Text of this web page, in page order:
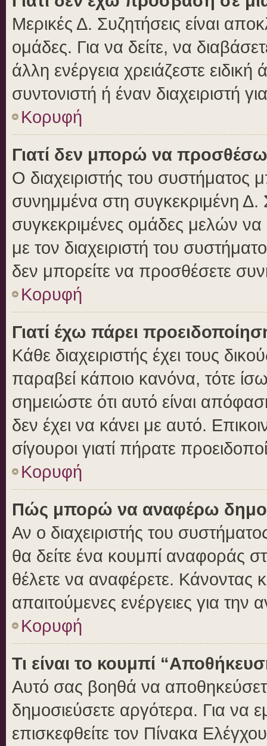
Μερικές Δ. Συζητήσεις είναι
ομάδες. Για να δείτε, να
άλλη ενέργεια χρειάζεστε
συντονιστή ή έναν διαχειριστή
Κορυφή
Γιατί δεν μπορώ να
Ο διαχειριστής του συστήματος
συνημμένα στη συγκεκριμένη
συγκεκριμένες ομάδες μελών
με τον διαχειριστή του
δεν μπορείτε να προσθέσετε
Κορυφή
Γιατί έχω πάρει
Κάθε διαχειριστής έχει τους
παραβεί κάποιο κανόνα, τότε
σημειώστε ότι αυτό είναι
δεν έχει να κάνει με αυτό.
σίγουροι γιατί πήρατε
Κορυφή
Πώς μπορώ να αναφέρω
Αν ο διαχειριστής του
θα δείτε ένα κουμπί αναφοράς
θέλετε να αναφέρετε. Κάνοντας
απαιτούμενες ενέργειες για την
Κορυφή
Τι είναι το κουμπί
Αυτό σας βοηθά να
δημοσιεύσετε αργότερα. Για να
επισκεφθείτε τον Πίνακα